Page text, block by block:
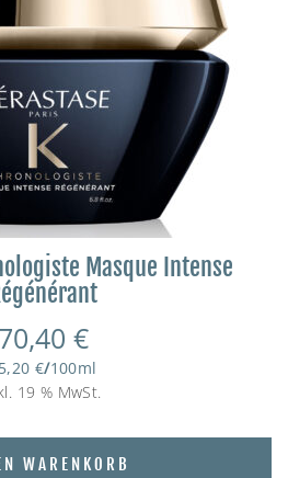
Masque Intense
70,40 €
€/100ml
19 % MwSt.
WARENKORB